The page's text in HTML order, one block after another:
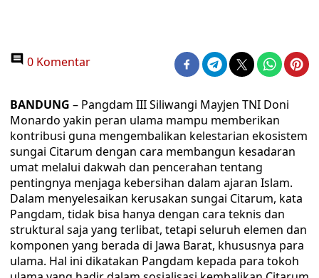
0 Komentar
BANDUNG – Pangdam III Siliwangi Mayjen TNI Doni
Monardo yakin peran ulama mampu memberikan
kontribusi guna mengembalikan kelestarian ekosistem
sungai Citarum dengan cara membangun kesadaran
umat melalui dakwah dan pencerahan tentang
pentingnya menjaga kebersihan dalam ajaran Islam.
Dalam menyelesaikan kerusakan sungai Citarum, kata
Pangdam, tidak bisa hanya dengan cara teknis dan
struktural saja yang terlibat, tetapi seluruh elemen dan
komponen yang berada di Jawa Barat, khususnya para
ulama. Hal ini dikatakan Pangdam kepada para tokoh